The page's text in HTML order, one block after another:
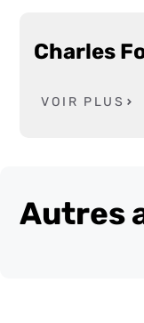
Charles
VOIR PLUS
Autres